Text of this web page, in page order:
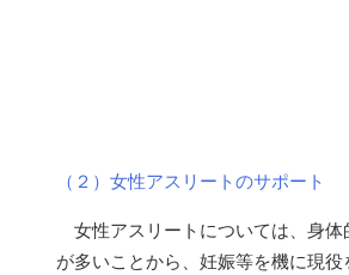
（２）女性アスリートのサポート
女性アスリートについては、身
が多いことから、妊娠等を機に現